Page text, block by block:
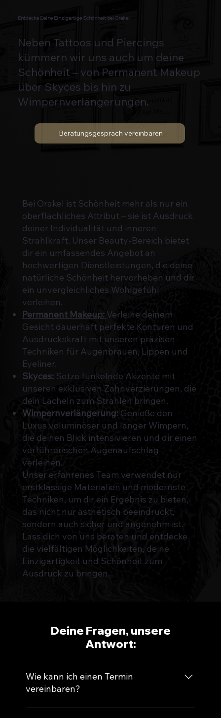
Entdecke Deine Einzigartige Schönheit bei Orakel
Neben Tattoos und Piercings
kümmern wir uns auch um deine
Schönheit – von Permanent Makeup
über Skyces bis hin zu
Wimpernverlängerungen.
Beratungsgespräch vereinbaren
Bei Orakel ist Schönheit mehr als nur ein
oberflächliches Attribut – sie ist Ausdruck
deiner Individualität und inneren
Strahlkraft. Unser Beauty-Bereich bietet
dir ein umfassendes Angebot an
hochwertigen Dienstleistungen, die deine
natürliche Schönheit hervorheben und dir
ein unvergleichliches Wohlgefühl
verleihen.
Permanent Makeup: Verleihe deinem
Gesicht dauerhaft perfekte Konturen und
Ausdruckskraft mit unseren präzisen
Techniken für Augenbrauen, Lippen und
Eyeliner.
Skyces:Setze funkelnde Akzente mit
unseren exklusiven Zahnverzierungen, die
dein Lächeln zum Strahlen bringen.
Wimpernverlängerung:Genieße den
Luxus voluminöser und langer Wimpern,
die deinen Blick intensivieren und dir einen
verführerischen Augenaufschlag
verleihen.
Unser erfahrenes Team verwendet nur
erstklassige Materialien und modernste
Techniken, um dir ein Ergebnis zu bieten,
das nicht nur ästhetisch beeindruckt,
sondern auch sicher und angenehm ist.
Lass dich von uns beraten und entdecke
die vielfältigen Möglichkeiten, deine
Einzigartigkeit und Schönheit zum
Ausdruck zu bringen.
Deine Fragen, unsere
Antwort:
Wie kann ich einen Termin
vereinbaren?
Du kannst einen Termin ganz unkompliziert